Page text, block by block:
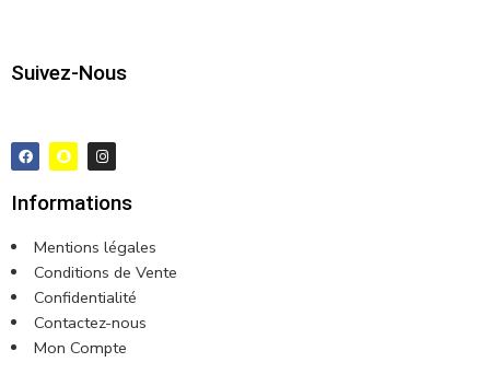
Suivez-Nous
Informations
Mentions légales
Conditions de Vente
Confidentialité
Contactez-nous
Mon Compte